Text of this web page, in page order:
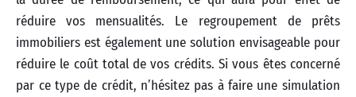
réduire vos mensualités. Le regroupement de prêts
immobiliers est également une solution envisageable pour
réduire le coût total de vos crédits. Si vous êtes concerné
par ce type de crédit, n’hésitez pas à faire une simulation